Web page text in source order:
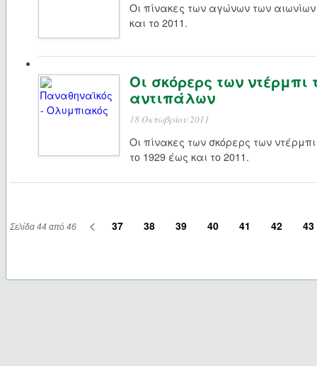
Οι πίνακες των αγώνων των
και το 2011.
Οι σκόρερς των ντέρμπι
αντιπάλων
18 Οκτωβρίου 2011
Οι πίνακες των σκόρερς των
το 1929 έως και το 2011.
Σελίδα 44 από 46 < 37 38 39 40 41 42 43